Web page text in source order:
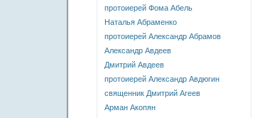
протоиерей Фома Абель
Наталья Абраменко
протоиерей Александр Абрамов
Александр Авдеев
Дмитрий Авдеев
протоиерей Александр Авдюгин
священник Дмитрий Агеев
Арман Акопян